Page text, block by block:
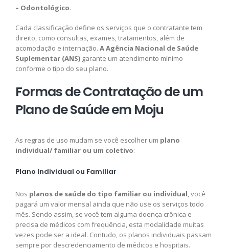
– Odontológico.
Cada classificação define os serviços que o contratante tem
direito, como consultas, exames, tratamentos, além de
acomodação e internação. A Agência Nacional de Saúde
Suplementar (ANS) garante um atendimento mínimo
conforme o tipo do seu plano.
Formas de Contratação de um
Plano de Saúde em Moju
As regras de uso mudam se você escolher um plano
individual/ familiar ou um coletivo:
Plano Individual ou Familiar
Nos planos de saúde do tipo familiar ou individual, você
pagará um valor mensal ainda que não use os serviços todo
mês. Sendo assim, se você tem alguma doença crônica e
precisa de médicos com frequência, esta modalidade muitas
vezes pode ser a ideal. Contudo, os planos individuais passam
sempre por descredenciamento de médicos e hospitais.